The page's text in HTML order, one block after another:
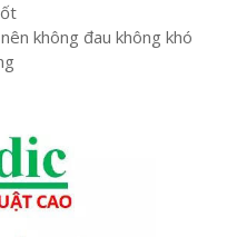
không đau không khó